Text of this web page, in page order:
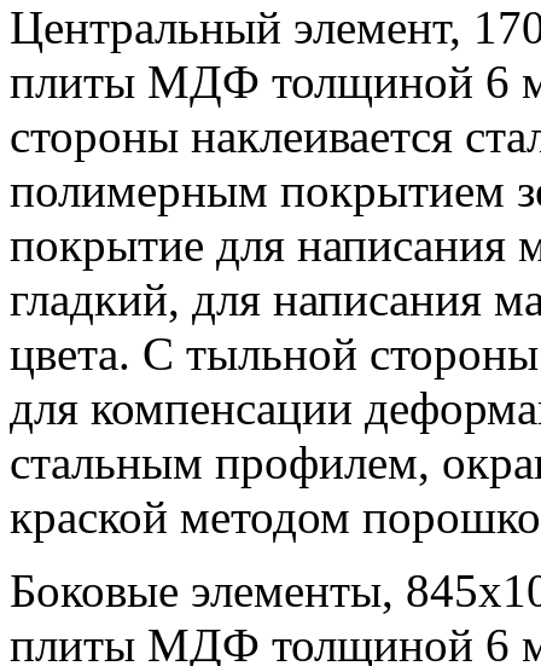
Центральный элемент,
плиты МДФ толщиной 6
стороны наклеивается
полимерным покрытием
покрытие для написания
гладкий, для написания
цвета. С тыльной
для компенсации
стальным профилем,
краской методом
Боковые элементы,
плиты МДФ толщиной 6